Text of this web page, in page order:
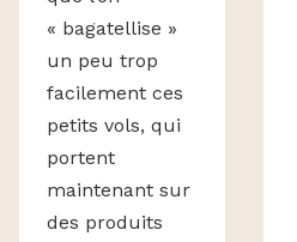
« bagatellise »
un peu trop
facilement ces
petits vols, qui
portent
maintenant sur
des produits